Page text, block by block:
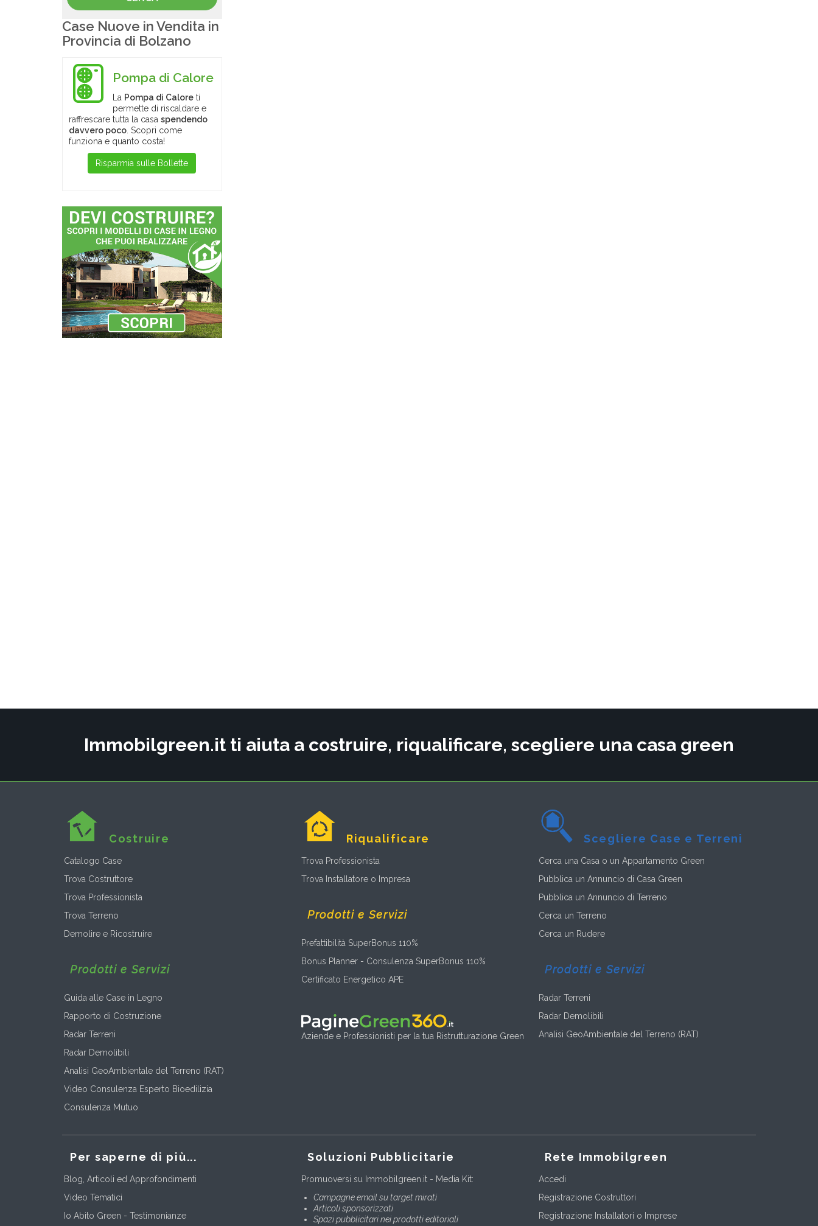
Case Nuove in Vendita in
Provincia di Bolzano
Pompa di Calore
La Pompa di Calore ti
permette di riscaldare e
raffrescare tutta la casa spendendo
davvero poco. Scopri come
funziona e quanto costa!
Risparmia sulle Bollette
Immobilgreen.it ti aiuta a costruire, riqualificare, scegliere una casa green
Costruire
Catalogo Case
Trova Costruttore
Trova Professionista
Trova Terreno
Demolire e Ricostruire
Prodotti e Servizi
Guida alle Case in Legno
Rapporto di Costruzione
Radar Terreni
Radar Demolibili
Analisi GeoAmbientale del Terreno (RAT)
Video Consulenza Esperto Bioedilizia
Consulenza Mutuo
Riqualificare
Trova Professionista
Trova Installatore o Impresa
Prodotti e Servizi
Prefattibilità SuperBonus 110%
Bonus Planner - Consulenza SuperBonus 110%
Certificato Energetico APE
Aziende e Professionisti per la tua Ristrutturazione Green
Scegliere Case e Terreni
Cerca una Casa o un Appartamento Green
Pubblica un Annuncio di Casa Green
Pubblica un Annuncio di Terreno
Cerca un Terreno
Cerca un Rudere
Prodotti e Servizi
Radar Terreni
Radar Demolibili
Analisi GeoAmbientale del Terreno (RAT)
Per saperne di più...
Blog, Articoli ed Approfondimenti
Video Tematici
Io Abito Green - Testimonianze
Soluzioni Pubblicitarie
Promuoversi su Immobilgreen.it - Media Kit:
Campagne email su target mirati
Articoli sponsorizzati
Spazi pubblicitari nei prodotti editoriali
Rete Immobilgreen
Accedi
Registrazione Costruttori
Registrazione Installatori o Imprese